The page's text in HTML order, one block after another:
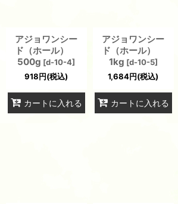
アジョワンシー
ド（ホール）
500g [d-10-4]
918円(税込)
カートに入れる
アジョワンシー
ド（ホール）
1kg [d-10-5]
1,684円(税込)
カートに入れる